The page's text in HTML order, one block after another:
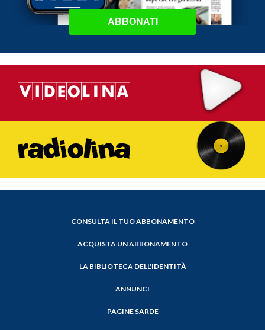
ABBONATI
CONSULTA IL TUO ABBONAMENTO
ACQUISTA UN ABBONAMENTO
LA BIBLIOTECA DELL'IDENTITÀ
ANNUNCI
PAGINE SARDE